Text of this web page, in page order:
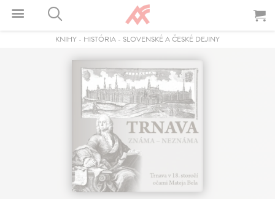
KNIHY - HISTÓRIA - SLOVENSKÉ A ČESKÉ DEJINY